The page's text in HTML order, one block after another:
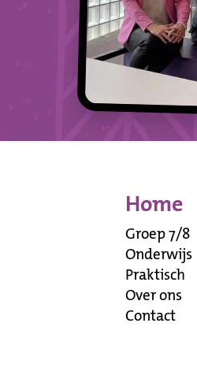
Home
Groep 7/8
Onderwijs
Praktisch
Over ons
Contact